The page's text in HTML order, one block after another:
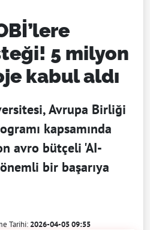
5 milyon
kabul aldı
Avrupa Birliği
kapsamında
avro bütçeli 'AI-
bir başarıya
Tarihi:2026-04-05 09:55